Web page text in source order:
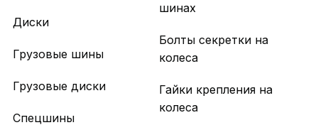
Диски
Грузовые шины
Грузовые диски
Спецшины
шинах
Болты секретки на
колеса
Гайки крепления на
колеса